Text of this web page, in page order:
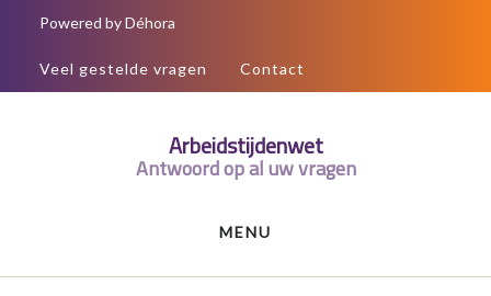
de
Spring
de
Spring
de
Powered by Déhora
Veel gestelde vragen Contact
Arbeidstijdenwet
Antwoord op al uw vragen
MENU